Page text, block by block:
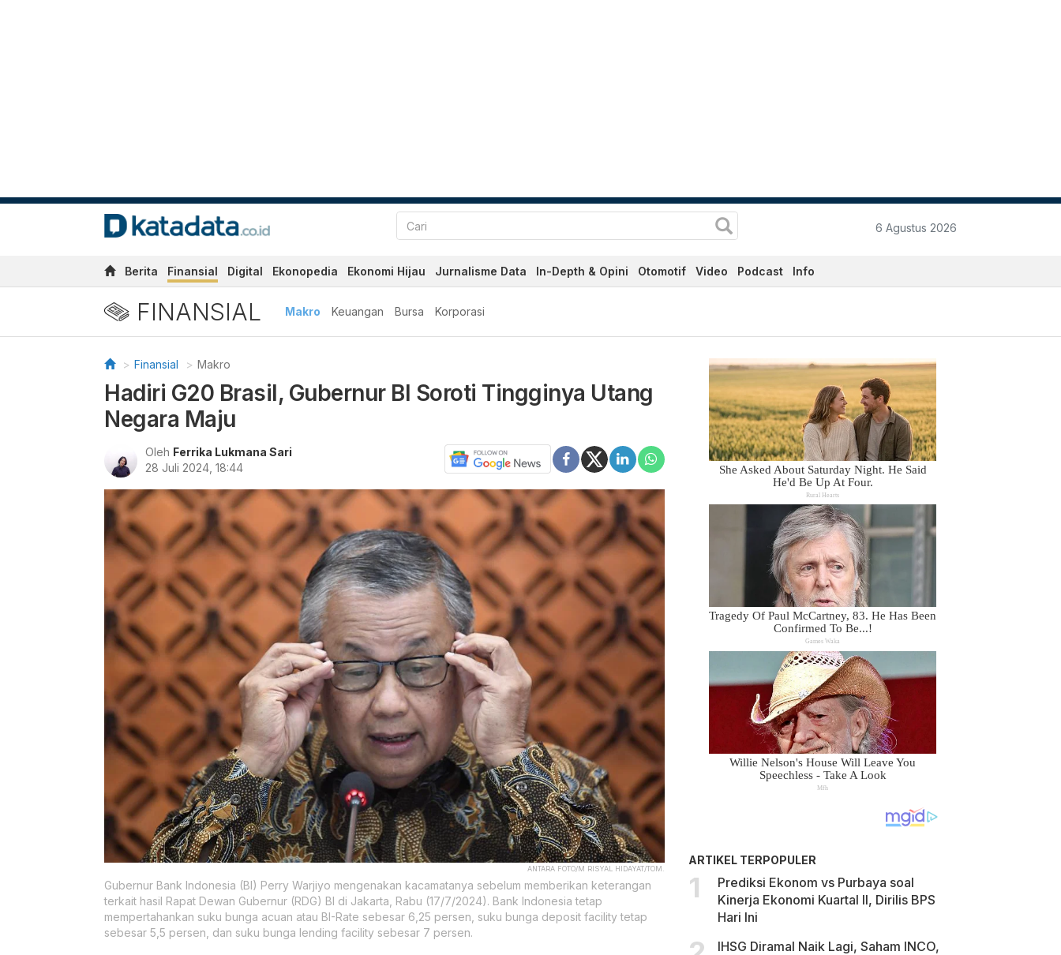
6 Agustus 2026
Berita Finansial Digital Ekonopedia Ekonomi Hijau Jurnalisme Data In-Depth & Opini Otomotif Video Podcast Info
FINANSIAL Makro Keuangan Bursa Korporasi
Finansial Makro
Hadiri G20 Brasil, Gubernur BI Soroti Tingginya Utang
Negara Maju
Oleh Ferrika Lukmana Sari
28 Juli 2024, 18:44
ANTARA FOTO/M RISYAL HIDAYAT/TOM.
Gubernur Bank Indonesia (BI) Perry Warjiyo mengenakan kacamatanya sebelum memberikan keterangan
terkait hasil Rapat Dewan Gubernur (RDG) BI di Jakarta, Rabu (17/7/2024). Bank Indonesia tetap
mempertahankan suku bunga acuan atau BI-Rate sebesar 6,25 persen, suku bunga deposit facility tetap
sebesar 5,5 persen, dan suku bunga lending facility sebesar 7 persen.
ARTIKEL TERPOPULER
Prediksi Ekonom vs Purbaya soal
Kinerja Ekonomi Kuartal II, Dirilis BPS
Hari Ini
IHSG Diramal Naik Lagi, Saham INCO,